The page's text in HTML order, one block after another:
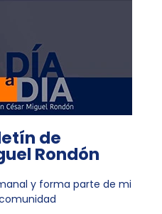
de
Rondón
y forma parte de mi